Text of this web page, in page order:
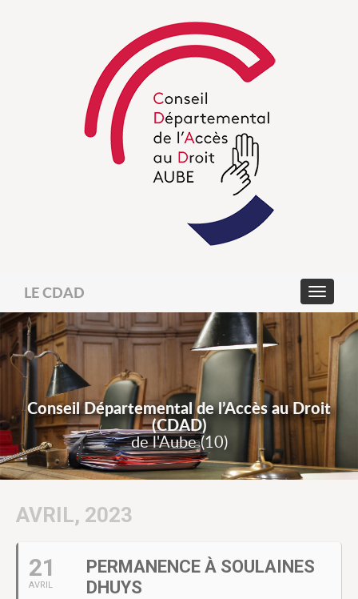
LE CDAD
Conseil Départemental de l’Accès au Droit
(CDAD)
de l'Aube (10)
AVRIL, 2023
21
AVRIL
PERMANENCE À SOULAINES
DHUYS